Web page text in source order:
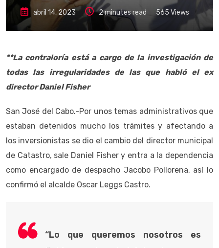
abril 14, 2023 2 minutes read 565 Views
**La contraloría está a cargo de la investigación de
todas las irregularidades de las que habló el ex
director Daniel Fisher
San José del Cabo.-Por unos temas administrativos que
estaban detenidos mucho los trámites y afectando a
los inversionistas se dio el cambio del director municipal
de Catastro, sale Daniel Fisher y entra a la dependencia
como encargado de despacho Jacobo Pollorena, así lo
confirmó el alcalde Oscar Leggs Castro.
“Lo que queremos nosotros es